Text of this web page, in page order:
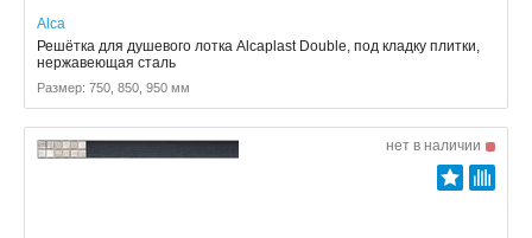
Alca
Решётка для душевого лотка Alcaplast Double, под кладку плитки,
нержавеющая сталь
Размер: 750, 850, 950 мм
нет в наличии